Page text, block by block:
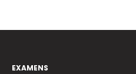
EXAMENS